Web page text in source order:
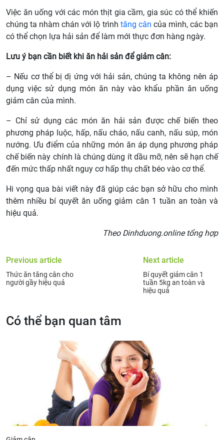
Việc ăn uống với các món thịt gia cầm, gia súc có thể khiến
chúng ta nhàm chán với lộ trình tăng cân của mình, các bạn
có thể chọn lựa hải sản để làm mới thực đơn hàng ngày.
Lưu ý bạn cần biết khi ăn hải sản để giảm cân:
– Nếu cơ thể bị dị ứng với hải sản, chúng ta không nên áp
dụng việc sử dụng món ăn này vào khẩu phần ăn uống
giảm cân của mình.
– Chỉ sử dụng các món ăn hải sản được chế biến theo
phương pháp luộc, hấp, nấu cháo, nấu canh, nấu súp, món
nướng. Ưu điểm của những món ăn áp dụng phương pháp
chế biến này chính là chúng dùng ít dầu mỡ, nên sẽ hạn chế
đến mức thấp nhất nguy cơ hấp thụ chất béo vào cơ thể.
Hi vọng qua bài viết này đã giúp các bạn sở hữu cho mình
thêm nhiều bí quyết ăn uống giảm cân 1 tuần an toàn và
hiệu quả.
Theo Dinhduong.online tổng hợp
Previous article
Thức ăn tăng cân cho
người gầy hiệu quả
Next article
Bí quyết giảm cân 1
tuần 5kg an toàn và
hiệu quả
Có thể bạn quan tâm